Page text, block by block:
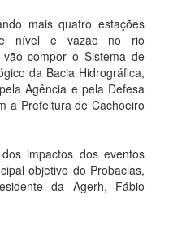
mais quatro estações
nível e vazão no rio
compor o Sistema de
da Bacia Hidrográfica,
Agência e pela Defesa
a Prefeitura de Cachoeiro
impactos dos eventos
objetivo do Probacias,
da Agerh, Fábio